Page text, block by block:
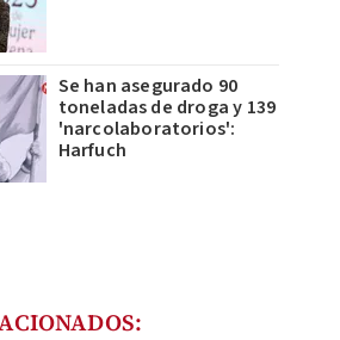
Se han asegurado 90
toneladas de droga y 139
'narcolaboratorios':
Harfuch